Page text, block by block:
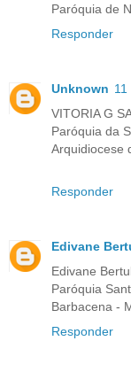
Paróquia de
Responder
Unknown
VITORIA G
Paróquia da
Arquidiocese
Responder
Edivane
Edivane
Paróquia
Barbacena -
Responder